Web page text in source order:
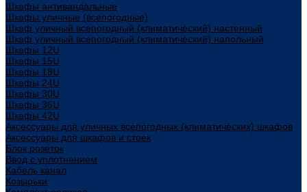
Шкафы антивандальные
Шкафы уличные (всепогодные)
Шкаф уличный всепогодный (климатический) настенный
Шкаф уличный всепогодный (климатический) напольный
Шкафы 12U
Шкафы 15U
Шкафы 18U
Шкафы 24U
Шкафы 30U
Шкафы 36U
Шкафы 42U
Аксессуары для уличных всепогодных (климатических) шкафов
Аксессуары для шкафов и стоек
Блок розеток
Ввод с уплотнением
Кабель канал
Козырьки